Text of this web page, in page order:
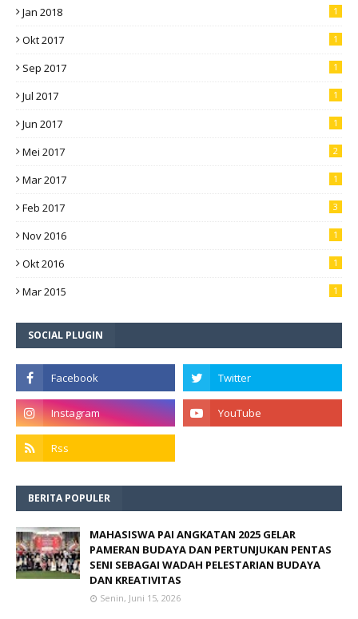
Jan 2018 1
Okt 2017 1
Sep 2017 1
Jul 2017 1
Jun 2017 1
Mei 2017 2
Mar 2017 1
Feb 2017 3
Nov 2016 1
Okt 2016 1
Mar 2015 1
SOCIAL PLUGIN
BERITA POPULER
MAHASISWA PAI ANGKATAN 2025 GELAR
PAMERAN BUDAYA DAN PERTUNJUKAN PENTAS
SENI SEBAGAI WADAH PELESTARIAN BUDAYA
DAN KREATIVITAS
Senin, Juni 15, 2026